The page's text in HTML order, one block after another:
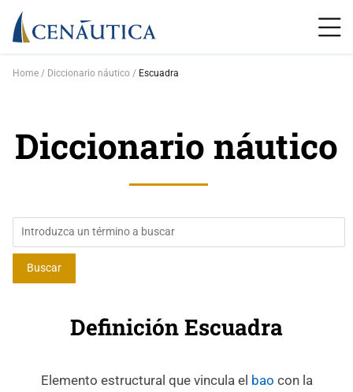
Home Diccionario náutico Escuadra
Diccionario náutico
Definición Escuadra
Elemento estructural que vincula el bao con la